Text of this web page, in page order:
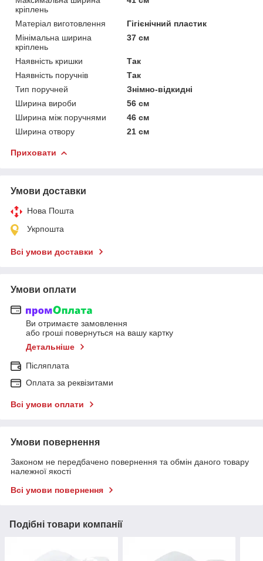
кріплень
Матеріал виготовлення
Гігієнічний пластик
Мінімальна ширина
кріплень
37 см
Наявність кришки
Так
Наявність поручнів
Так
Тип поручней
Знімно-відкидні
Ширина вироби
56 см
Ширина між поручнями
46 см
Ширина отвору
21 см
Приховати
Умови доставки
Нова Пошта
Укрпошта
Всі умови доставки
Умови оплати
Ви отримаєте замовлення
або гроші повернуться на вашу картку
Детальніше
Післяплата
Оплата за реквізитами
Всі умови оплати
Умови повернення
Законом не передбачено повернення та обмін даного товару
належної якості
Всі умови повернення
Подібні товари компанії